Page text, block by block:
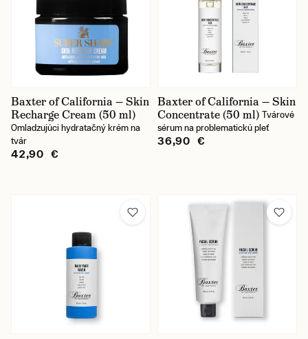
Baxter of California — Skin
Recharge Cream (50 ml)
Omladzujúci hydratačný krém na
tvár
42,90 €
Baxter of California — Skin
Concentrate (50 ml) Tvárové
sérum na problematickú pleť
36,90 €